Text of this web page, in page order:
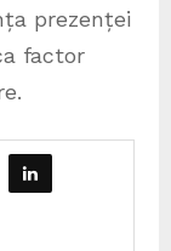
prezenței
factor